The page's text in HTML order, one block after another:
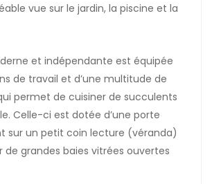
vue sur le jardin, la piscine et la
et indépendante est équipée
de travail et d’une multitude de
permet de cuisiner de succulents
Celle-ci est dotée d’une porte
sur un petit coin lecture (véranda)
de grandes baies vitrées ouvertes